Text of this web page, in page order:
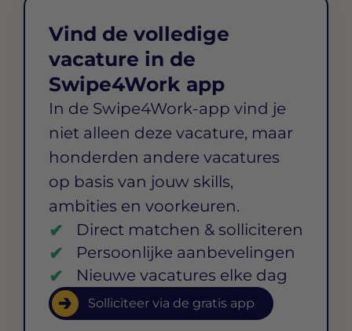
Vind de volledige
vacature in de
Swipe4Work app
In de Swipe4Work-app vind je
niet alleen deze vacature, maar
honderden andere vacatures
op basis van jouw skills,
ambities en voorkeuren.
Direct matchen & solliciteren
Persoonlijke aanbevelingen
Nieuwe vacatures elke dag
Solliciteer via de gratis app